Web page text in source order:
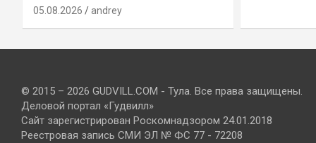
05.08.2026 andrey
© 2015 – 2026 GUDVILL.COM - Тула. Все права защищены.
Деловой портал «Гудвилл»
Сайт зарегистрирован Роскомнадзором 24.01.2018
Реестровая запись СМИ ЭЛ № ФС 77 - 72208